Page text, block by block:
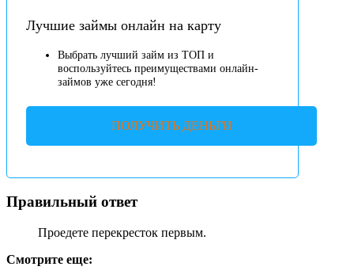
Лучшие займы онлайн на карту
Выбрать лучший займ из ТОП и
воспользуйтесь преимуществами онлайн-
займов уже сегодня!
ПОЛУЧИТЬ ДЕНЬГИ
Правильный ответ
Проедете перекресток первым.
Смотрите еще: